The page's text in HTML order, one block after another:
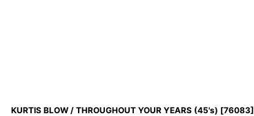
KURTIS BLOW / THROUGHOUT YOUR YEARS (45's) [76083]